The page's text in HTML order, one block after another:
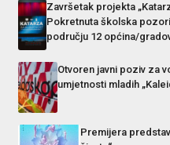
Završetak projekta
Pokretnuta školska
području 12 općina/
Otvoren javni poziv za
umjetnosti mladih
Premijera